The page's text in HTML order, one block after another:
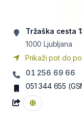
Tržaška cesta
1000 Ljubljana
Prikaži pot do
01 256 69 66
051 344 655